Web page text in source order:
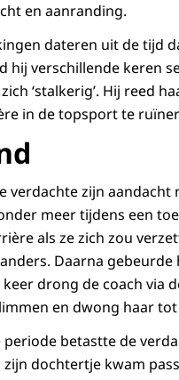
en aanranding.
dateren uit de tijd
hij verschillende keren
‘stalkerig’. Hij reed
in de topsport te
verdachte zijn
meer tijdens een
als ze zich zou
Daarna
drong de coach via
en dwong haar tot
betastte de
dochtertje kwam